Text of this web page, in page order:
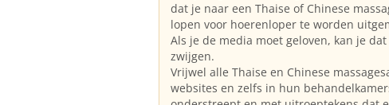
dat je naar een Thaise of Chinese
lopen voor hoerenloper te worden
Als je de media moet geloven, kan je
zwijgen.
Vrijwel alle Thaise en Chinese
websites en zelfs in hun